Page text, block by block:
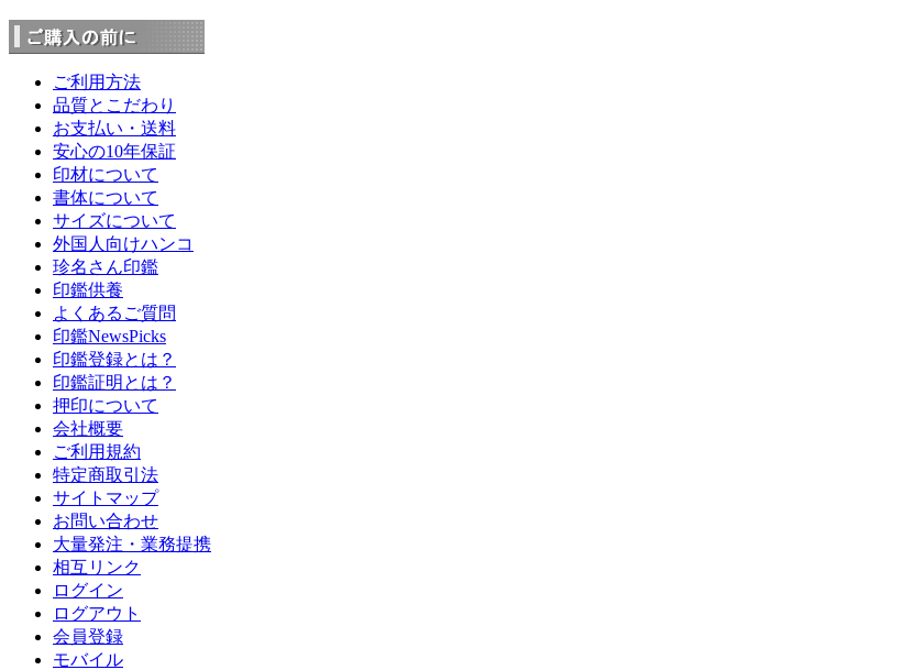
ご利用方法
品質とこだわり
お支払い・送料
安心の10年保証
印材について
書体について
サイズについて
外国人向けハンコ
珍名さん印鑑
印鑑供養
よくあるご質問
印鑑NewsPicks
印鑑登録とは？
印鑑証明とは？
押印について
会社概要
ご利用規約
特定商取引法
サイトマップ
お問い合わせ
大量発注・業務提携
相互リンク
ログイン
ログアウト
会員登録
モバイル